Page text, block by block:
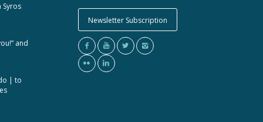
Syros
and
| to
Newsletter Subscription